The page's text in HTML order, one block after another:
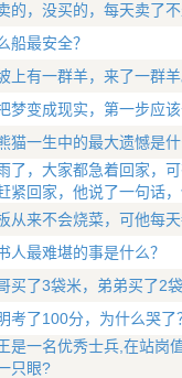
的，没买的，每天卖了不
船最安全？
上有一群羊，来了一群羊
梦变成现实，第一步应该
猫一生中的最大遗憾是什
了，大家都急着回家，
紧回家，他说了一句话
从来不会烧菜，可他每
人最难堪的事是什么？
买了3袋米，弟弟买了2
考了100分，为什么哭了
是一名优秀士兵,在站岗
只眼?